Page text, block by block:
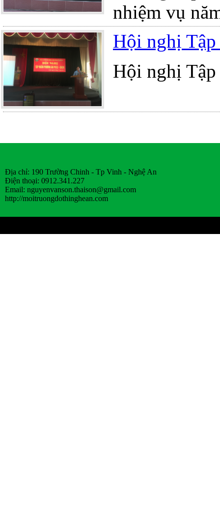
nhiệm vụ
Hội nghị Tập
Hội nghị Tập
Địa chỉ: 190 Trường Chinh - Tp Vinh - Nghệ An
Điện thoại: 0912.341.227
Email: nguyenvanson.thaison@gmail.com
http://moitruongdothinghean.com